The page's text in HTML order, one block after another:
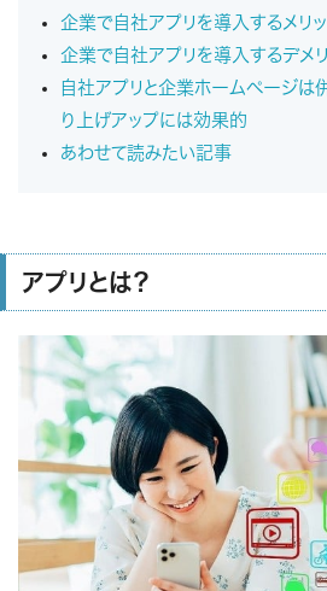
企業で自社アプリを導入するメリッ
企業で自社アプリを導入するデメ
自社アプリと企業ホームページは
り上げアップには効果的
あわせて読みたい記事
アプリとは？